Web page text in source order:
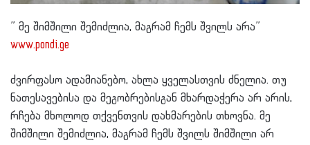
” მე შიმშილი შემიძლია, მაგრამ ჩემს შვილს არა”
www.pondi.ge
ძვირფასო ადამიანებო, ახლა ყველასთვის ძნელია. თუ
ნათესავებისა და მეგობრებისგან მხარდაჭერა არ არის,
რჩება მხოლოდ თქვენთვის დახმარების თხოვნა. მე
შიმშილი შემიძლია, მაგრამ ჩემს შვილს შიმშილი არ